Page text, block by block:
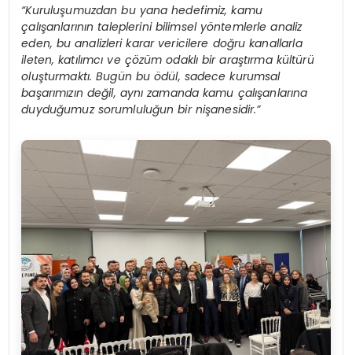
“Kuruluşumuzdan bu yana hedefimiz, kamu
çalışanlarının taleplerini bilimsel yöntemlerle analiz
eden, bu analizleri karar vericilere doğru kanallarla
ileten, katılımcı ve çözüm odaklı bir araştırma kültürü
oluşturmaktı. Bugün bu ödül, sadece kurumsal
başarımızın değil, aynı zamanda kamu çalışanlarına
duyduğumuz sorumluluğun bir nişanesidir.”